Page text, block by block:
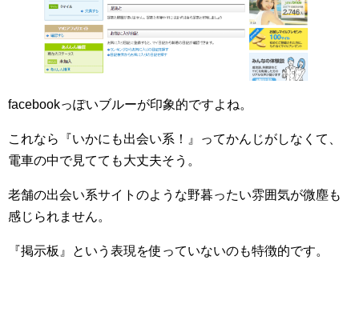
facebookっぽいブルーが印象的ですよね。
これなら『いかにも出会い系！』ってかんじがしなくて、
電車の中で見てても大丈夫そう。
老舗の出会い系サイトのような野暮ったい雰囲気が微塵も
感じられません。
『掲示板』という表現を使っていないのも特徴的です。